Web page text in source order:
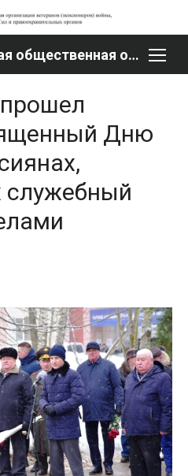
Смоленская областная общественная организация ветеранов (пенсионеров) войны, труда, вооруженных Сил и правоохранительных органов
Дню
служебный